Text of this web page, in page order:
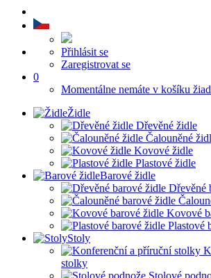
Přihlásit se
Zaregistrovat se
0
Momentálne nemáte v košíku
Židle
Dřevěné židle
Čalouněné
Kovové židle
Plastové židle
Barové židle
Dřevěné
Kovové
Plastové
Stoly
stolky
Stolové